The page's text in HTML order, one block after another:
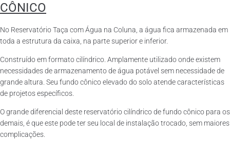
CÔNICO
No Reservatório Taça com Água na Coluna, a água fica armazenada em
toda a estrutura da caixa, na parte superior e inferior.
Construído em formato cilíndrico. Amplamente utilizado onde existem
necessidades de armazenamento de água potável sem necessidade de
grande altura. Seu fundo cônico elevado do solo atende características
de projetos específicos.
O grande diferencial deste reservatório cilíndrico de fundo cônico para os
demais, é que este pode ter seu local de instalação trocado, sem maiores
complicações.